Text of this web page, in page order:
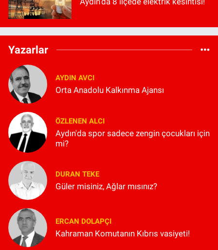
Yazarlar
AYDIN AVCI
Orta Anadolu Kalkınma Ajansı
ÖZLENEN ALCI
Aydın'da spor sadece zengin çocukları için
mi?
DURAN TEKE
Güler misiniz, Ağlar mısınız?
ERCAN DOLAPÇI
Kahraman Komutanın Kıbrıs vasiyeti!